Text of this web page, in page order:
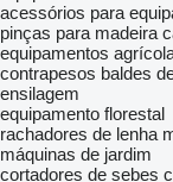
acessórios para
pinças para madeira
equipamentos
contrapesos baldes
ensilagem
equipamento florestal
rachadores de lenha
máquinas de jardim
cortadores de sebes